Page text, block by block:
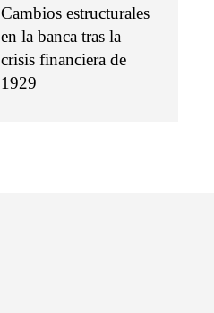
Cambios estructurales
en la banca tras la
crisis financiera de
1929